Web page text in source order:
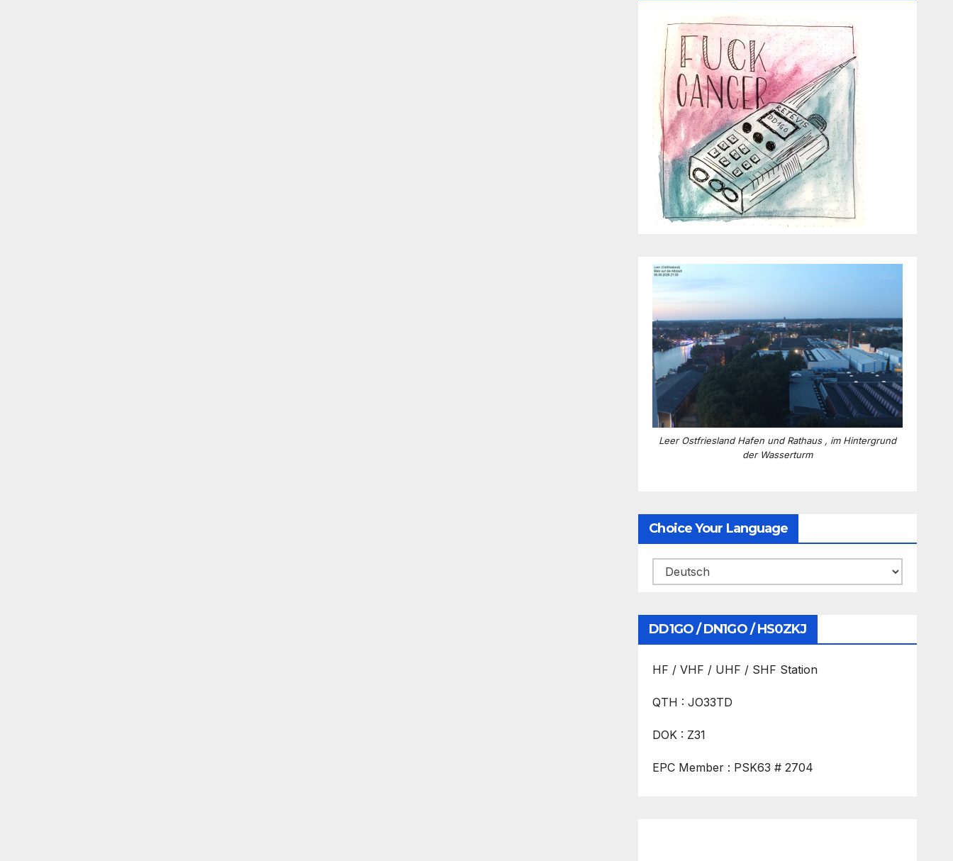
Leer Ostfriesland Hafen und Rathaus , im Hintergrund
der Wasserturm
Choice Your Language
DD1GO / DN1GO / HS0ZKJ
HF / VHF / UHF / SHF Station
QTH : JO33TD
DOK : Z31
EPC Member : PSK63 # 2704